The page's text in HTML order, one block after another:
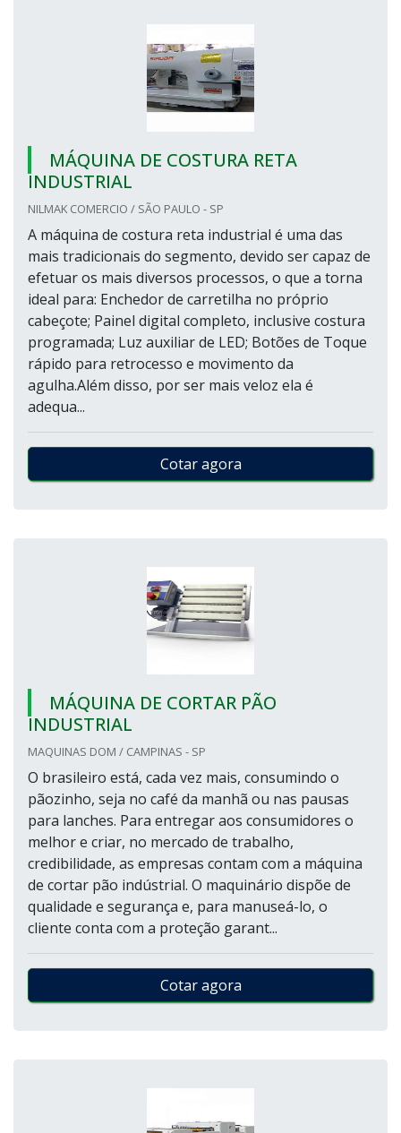
MÁQUINA DE COSTURA RETA
INDUSTRIAL
NILMAK COMERCIO / SÃO PAULO - SP
A máquina de costura reta industrial é uma das
mais tradicionais do segmento, devido ser capaz de
efetuar os mais diversos processos, o que a torna
ideal para: Enchedor de carretilha no próprio
cabeçote; Painel digital completo, inclusive costura
programada; Luz auxiliar de LED; Botões de Toque
rápido para retrocesso e movimento da
agulha.Além disso, por ser mais veloz ela é
adequa...
Cotar agora
MÁQUINA DE CORTAR PÃO
INDUSTRIAL
MAQUINAS DOM / CAMPINAS - SP
O brasileiro está, cada vez mais, consumindo o
pãozinho, seja no café da manhã ou nas pausas
para lanches. Para entregar aos consumidores o
melhor e criar, no mercado de trabalho,
credibilidade, as empresas contam com a máquina
de cortar pão indústrial. O maquinário dispõe de
qualidade e segurança e, para manuseá-lo, o
cliente conta com a proteção garant...
Cotar agora